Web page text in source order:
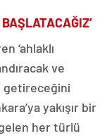
‘ahlaklı
ve
getireceğini
yakışır bir
her türlü